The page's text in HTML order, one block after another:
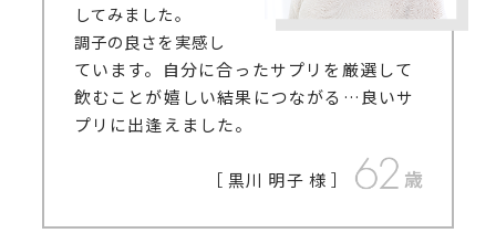
してみました。
調子の良さを実感し
ています。自分に合ったサプリを厳選して
飲むことが嬉しい結果につながる…良いサ
プリに出逢えました。
［ 黒川 明子 様 ］